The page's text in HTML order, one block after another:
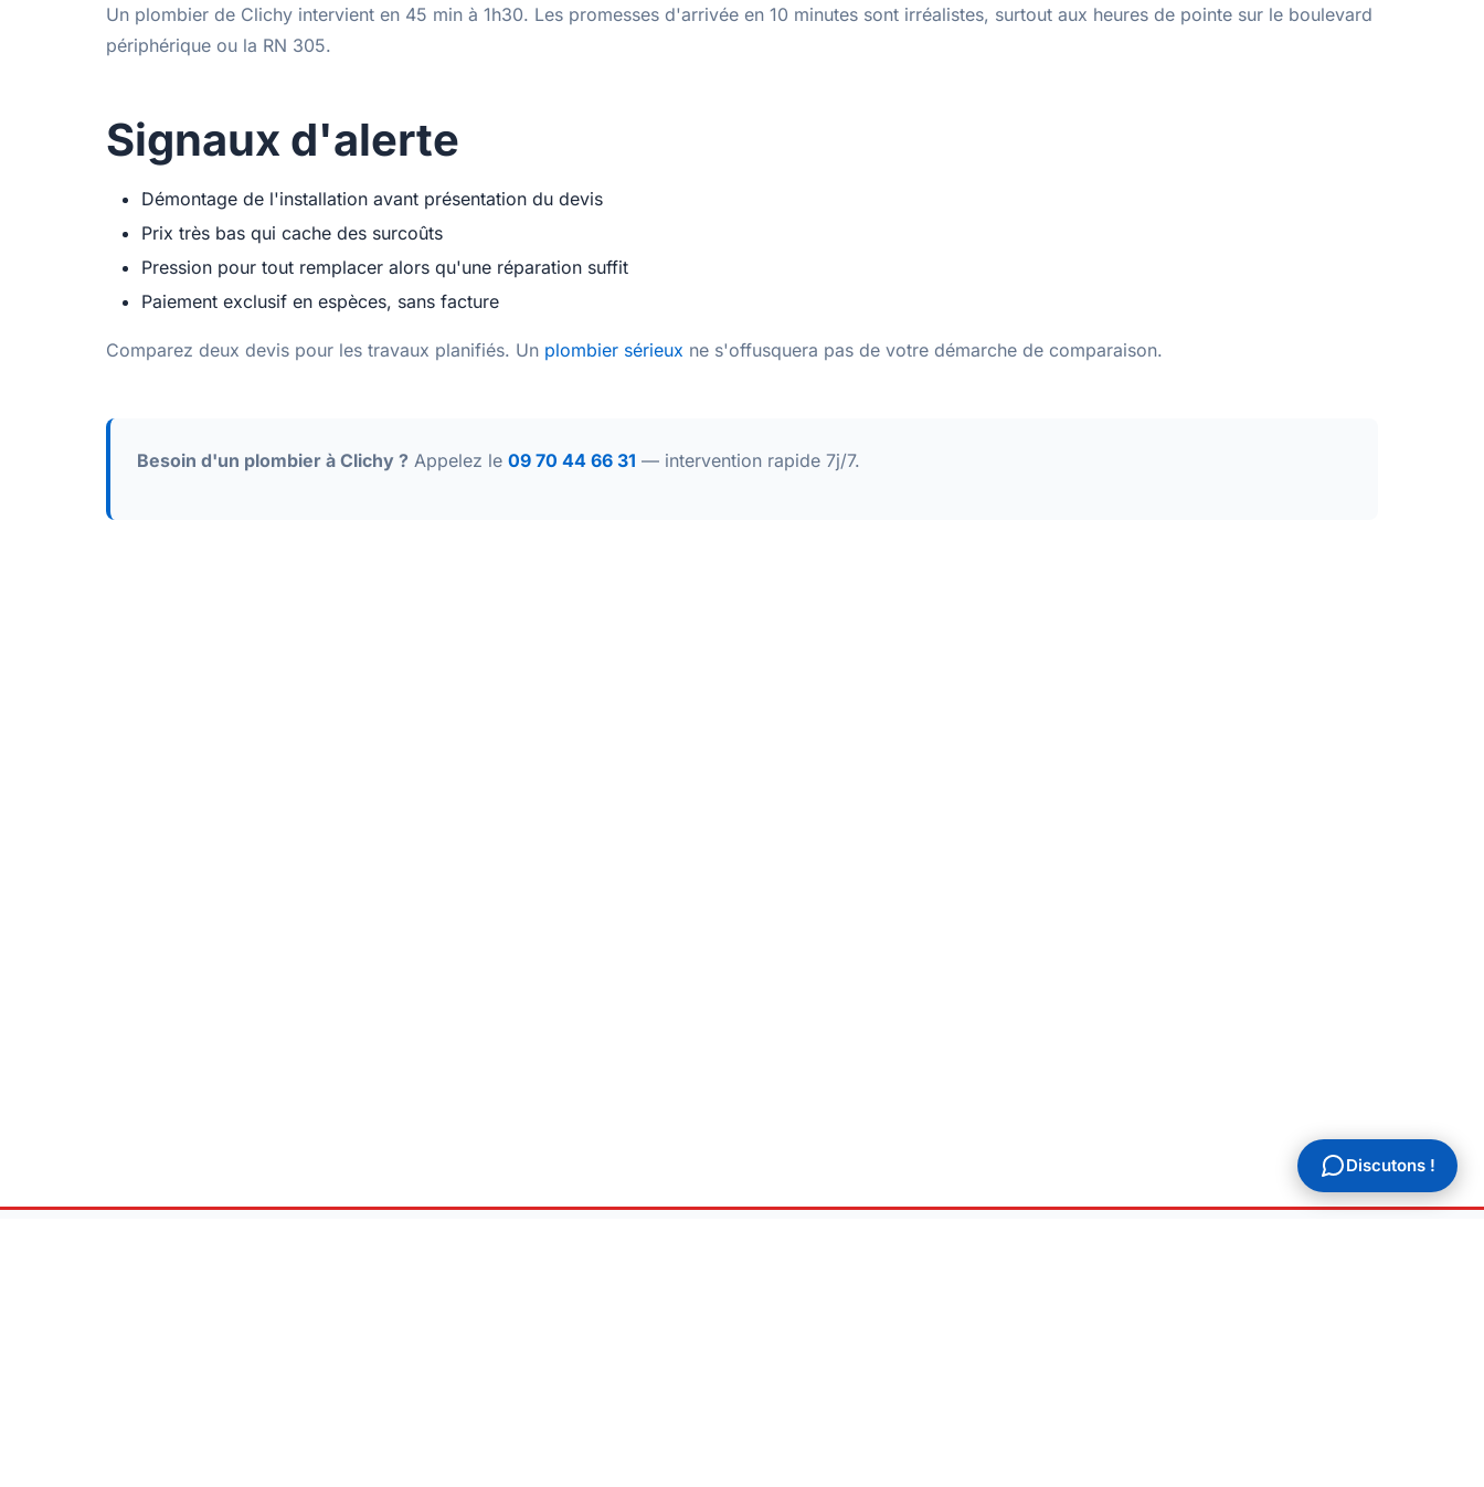
Un plombier de Clichy intervient en 45 min à 1h30. Les promesses d'arrivée en 10 minutes sont irréalistes, surtout aux heures de pointe sur le boulevard
périphérique ou la RN 305.
Signaux d'alerte
Démontage de l'installation avant présentation du devis
Prix très bas qui cache des surcoûts
Pression pour tout remplacer alors qu'une réparation suffit
Paiement exclusif en espèces, sans facture
Comparez deux devis pour les travaux planifiés. Un plombier sérieux ne s'offusquera pas de votre démarche de comparaison.
Besoin d'un plombier à Clichy ? Appelez le 09 70 44 66 31 — intervention rapide 7j/7.
Discutons !